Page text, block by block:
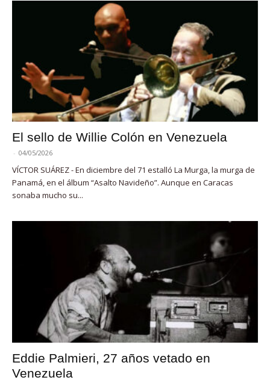
El sello de Willie Colón en Venezuela
- 04/05/2026
VÍCTOR SUÁREZ - En diciembre del 71 estalló La Murga, la murga de
Panamá, en el álbum “Asalto Navideño”. Aunque en Caracas
sonaba mucho su...
Eddie Palmieri, 27 años vetado en
Venezuela